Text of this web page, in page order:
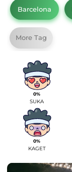
Barcelona
More Tag
0%
SUKA
0%
KAGET